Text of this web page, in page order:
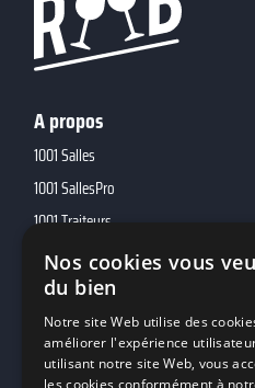
A propos
1001 Salles
1001 SallesPro
1001 Traiteurs
1001 DJ
10h01
MP2
Contacts
Nos cookies vous
du bien
Notre site Web utilise des
améliorer l'expérience
utilisant notre site Web, vous
les cookies conformément à